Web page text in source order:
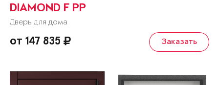
DIAMOND F PP
Дверь для дома
от 147 835 Заказать